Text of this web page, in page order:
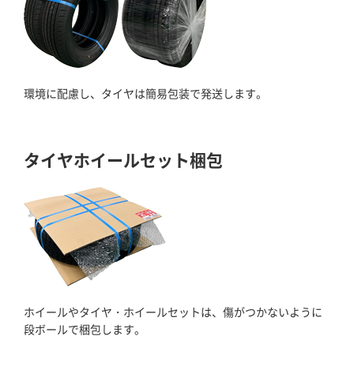
環境に配慮し、タイヤは簡易包装で発送します。
タイヤホイールセット梱包
ホイールやタイヤ・ホイールセットは、傷がつかないように
段ボールで梱包します。